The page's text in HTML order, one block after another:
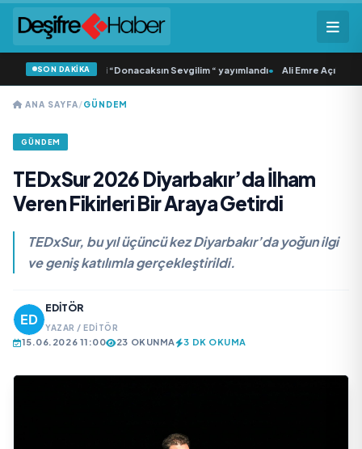
SON DAKİKA
‘dan İkinci Tekli “Donacaksın Sevgilim “ yayımlandı• Ali Emre Açıkgöz
ANA SAYFA/GÜNDEM
GÜNDEM
TEDxSur 2026 Diyarbakır’da İlham
Veren Fikirleri Bir Araya Getirdi
TEDxSur, bu yıl üçüncü kez Diyarbakır’da yoğun ilgi
ve geniş katılımla gerçekleştirildi.
EDITÖR
YAZAR / EDITÖR
15.06.2026 11:00 23 OKUNMA 3 DK OKUMA